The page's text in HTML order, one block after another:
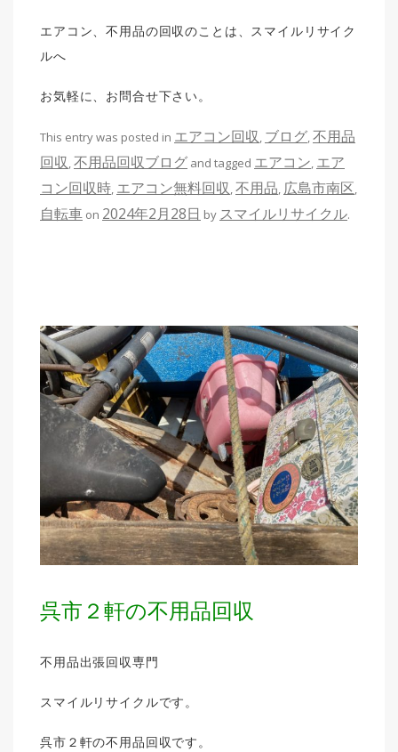
エアコン、不用品の回収のことは、スマイルリサイク
ルへ
お気軽に、お問合せ下さい。
This entry was posted in エアコン回収, ブログ,不用品
回収,不用品回収ブログ and tagged エアコン, エア
コン回収時, エアコン無料回収,不用品, 広島市南区,
自転車 on 2024年2月28日 by スマイルリサイクル.
呉市２軒の不用品回収
不用品出張回収専門
スマイルリサイクルです。
呉市２軒の不用品回収です。